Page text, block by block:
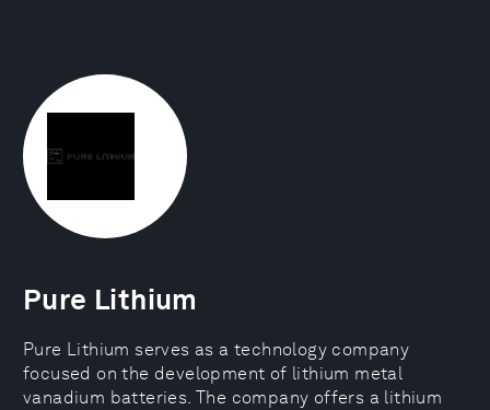
Pure Lithium
Pure Lithium serves as a technology company
focused on the development of lithium metal
vanadium batteries. The company offers a lithium